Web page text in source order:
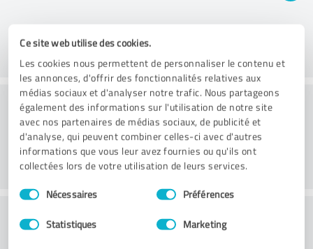
Ce site web utilise des cookies.
Les cookies nous permettent de personnaliser le contenu et
les annonces, d'offrir des fonctionnalités relatives aux
médias sociaux et d'analyser notre trafic. Nous partageons
également des informations sur l'utilisation de notre site
avec nos partenaires de médias sociaux, de publicité et
d'analyse, qui peuvent combiner celles-ci avec d'autres
informations que vous leur avez fournies ou qu'ils ont
collectées lors de votre utilisation de leurs services.
Sélection
du
Nécessaires Préférences
Statistiques Marketing
Service proposé
Localisation